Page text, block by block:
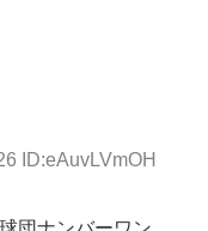
ID:eAuvLVmOH